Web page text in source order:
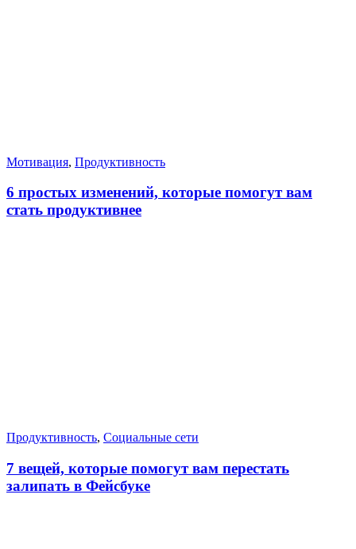
Мотивация, Продуктивность
6 простых изменений, которые помогут вам
стать продуктивнее
Продуктивность, Социальные сети
7 вещей, которые помогут вам перестать
залипать в Фейсбуке